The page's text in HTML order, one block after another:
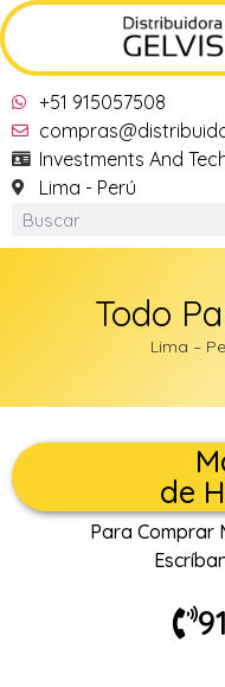
+51 915057508
Investments And
Lima - Perú
Todo
Lima –
de
Para Comprar